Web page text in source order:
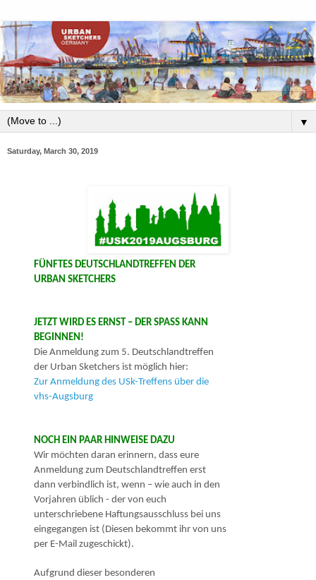
▼
Saturday, March 30, 2019
FÜNFTES DEUTSCHLANDTREFFEN DER
URBAN SKETCHERS
JETZT WIRD ES ERNST – DER SPASS KANN B
EGINNEN!
Die Anmeldung zum 5. Deutschlandtreffen
der Urban Sketchers ist möglich hier:
Zur Anmeldung des USk-Treffens über die
vhs-Augsburg
NOCH EIN PAAR HINWEISE DAZU
Wir möchten daran erinnern, dass eure
Anmeldung zum Deutschlandtreffen erst
dann verbindlich ist, wenn – wie auch in den
Vorjahren üblich - der von euch
unterschriebene Haftungsausschluss bei uns
eingegangen ist (Diesen bekommt ihr von uns
per E-Mail zugeschickt).
Aufgrund dieser besonderen